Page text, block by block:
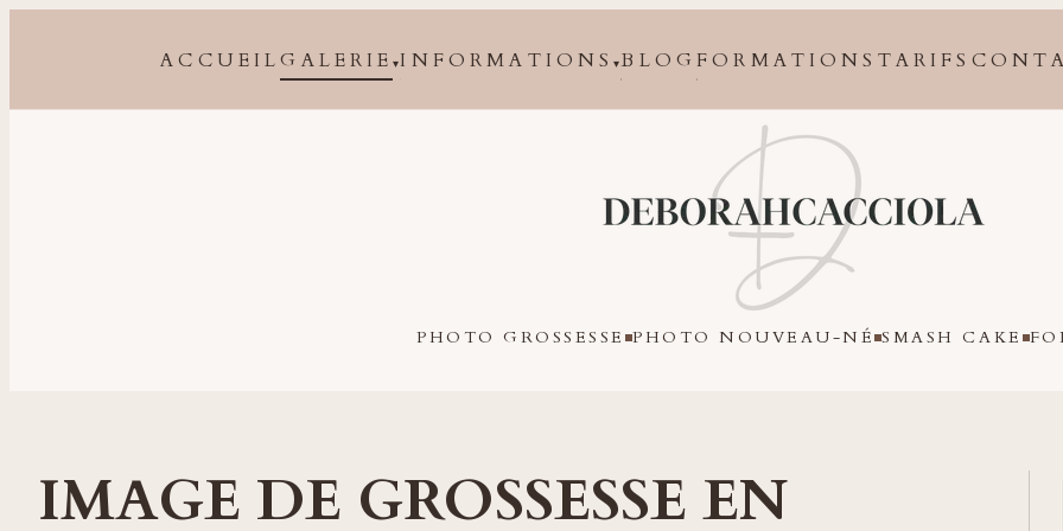
ACCUEILGALERIE▾INFORMATIONS▾BLOGFORMATIONS TARIFS
PHOTO GROSSESSE PHOTO NOUVEAU-NÉ SMASH CAKE
IMAGE DE GROSSESSE EN